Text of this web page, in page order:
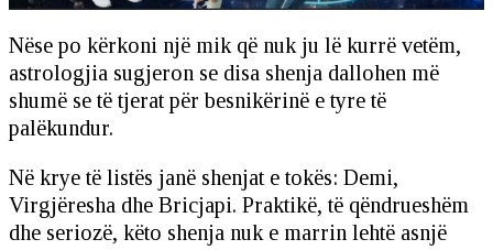
Nëse po kërkoni një mik që nuk ju lë kurrë vetëm,
astrologjia sugjeron se disa shenja dallohen më
shumë se të tjerat për besnikërinë e tyre të
palëkundur.
Në krye të listës janë shenjat e tokës: Demi,
Virgjëresha dhe Bricjapi. Praktikë, të qëndrueshëm
dhe seriozë, këto shenja nuk e marrin lehtë asnjë